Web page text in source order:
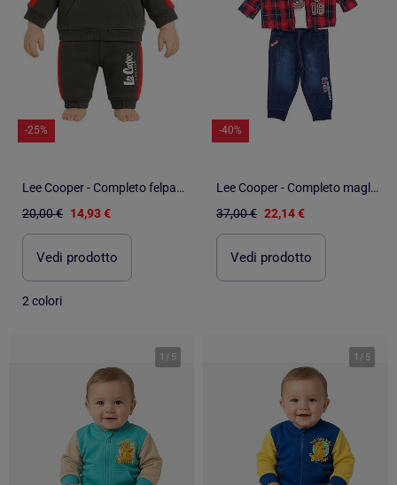
-25%
Lee Cooper - Completo felpa e pantalone jogging neonato bambino
20,00 € 14,93 €
Vedi prodotto
2 colori
-40%
Lee Cooper - Completo maglietta con camicia e pantalone neonato
37,00 € 22,14 €
Vedi prodotto
1 / 5 1 / 5